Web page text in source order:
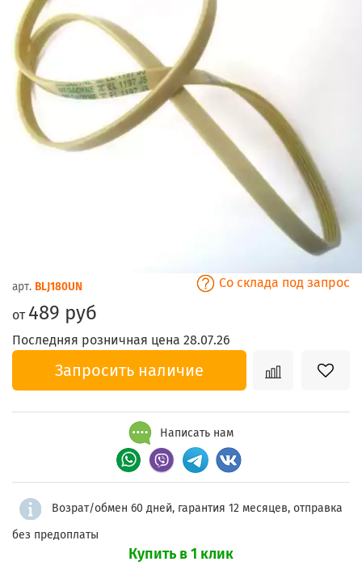
арт. BLJ180UN Со склада под запрос
от 489 руб
Последняя розничная цена 28.07.26
Запросить наличие
Написать нам
Возрат/обмен 60 дней, гарантия 12 месяцев, отправка
без предоплаты
Купить в 1 клик